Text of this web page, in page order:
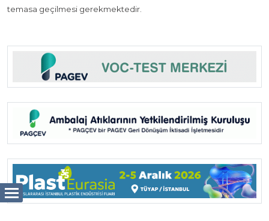
temasa geçilmesi gerekmektedir.